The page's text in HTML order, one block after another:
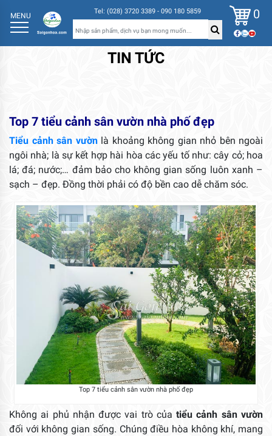
MENU Tel: (028) 3720 3389 - 090 180 5859 0
TIN TỨC
Top 7 tiểu cảnh sân vườn nhà phố đẹp
Tiểu cảnh sân vườnlà khoảng không gian nhỏ bên ngoài
ngôi nhà; là sự kết hợp hài hòa các yếu tố như: cây cỏ; hoa
lá; đá; nước;… đảm bảo cho không gian sống luôn xanh –
sạch – đẹp. Đồng thời phải có độ bền cao dễ chăm sóc.
Top 7 tiểu cảnh sân vườn nhà phố đẹp
Không ai phủ nhận được vai trò củatiểu cảnh sân vườn
đối với không gian sống. Chúng điều hòa không khí, mang